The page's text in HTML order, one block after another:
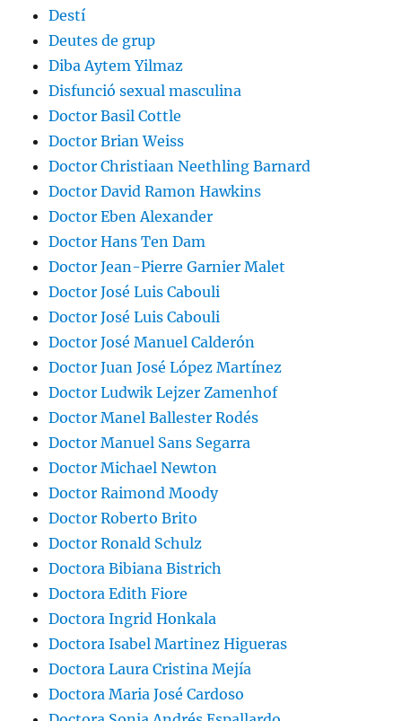
Destí
Deutes de grup
Diba Aytem Yilmaz
Disfunció sexual masculina
Doctor Basil Cottle
Doctor Brian Weiss
Doctor Christiaan Neethling Barnard
Doctor David Ramon Hawkins
Doctor Eben Alexander
Doctor Hans Ten Dam
Doctor Jean-Pierre Garnier Malet
Doctor José Luis Cabouli
Doctor José Luis Cabouli
Doctor José Manuel Calderón
Doctor Juan José López Martínez
Doctor Ludwik Lejzer Zamenhof
Doctor Manel Ballester Rodés
Doctor Manuel Sans Segarra
Doctor Michael Newton
Doctor Raimond Moody
Doctor Roberto Brito
Doctor Ronald Schulz
Doctora Bibiana Bistrich
Doctora Edith Fiore
Doctora Ingrid Honkala
Doctora Isabel Martinez Higueras
Doctora Laura Cristina Mejía
Doctora Maria José Cardoso